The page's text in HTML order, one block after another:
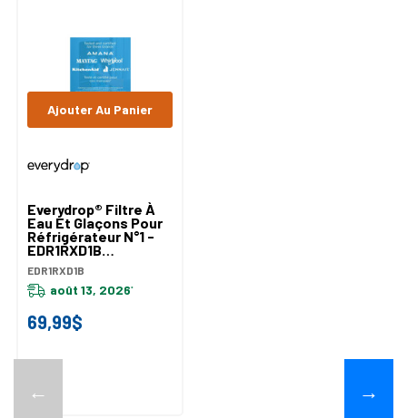
←
Everydrop® Filtre À
Eau Et Glaçons Pour
Réfrigérateur N°1 -
EDR1RXD1B
EDR1RXD1B
EDR1RXD1B
août 13, 2026*
69,99$
Ajouter Au Panier
→